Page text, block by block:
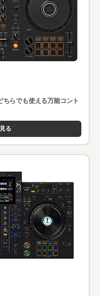
らでも使える万能コント
る